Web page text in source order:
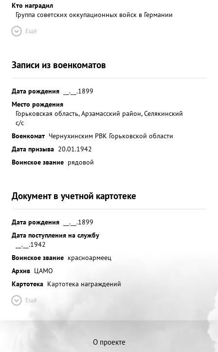
Кто наградил
Группа советских оккупационных войск в Германии
Ещё
Записи из военкоматов
Дата рождения
__.__.1899
Место рождения
Горьковская область, Арзамасский район, Селякинский
с/с
Военкомат Чернухинским РВК Горьковской области
Дата призыва 20.01.1942
Воинское звание рядовой
Документ в учетной картотеке
Дата рождения
__.__.1899
Дата поступления на службу
__.__.1942
Воинское звание красноармеец
Архив ЦАМО
Картотека Картотека награждений
Ещё
О проекте